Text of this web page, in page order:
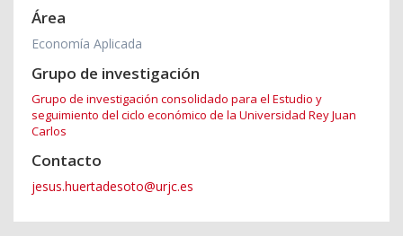
Área
Economía Aplicada
Grupo de investigación
Grupo de investigación consolidado para el Estudio y
seguimiento del ciclo económico de la Universidad Rey Juan
Carlos
Contacto
jesus.huertadesoto@urjc.es